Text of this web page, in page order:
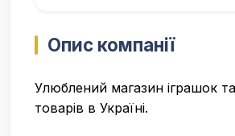
Опис компанії
Улюблений магазин іграшок
товарів в Україні.